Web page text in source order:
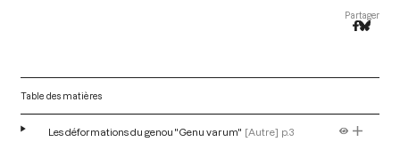
Partager
Table des matières
Les déformations du genou "Genu varum" [Autre] p.3